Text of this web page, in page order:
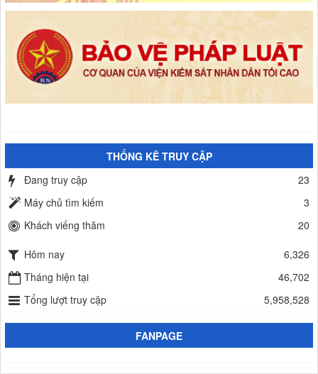
THỐNG KÊ TRUY CẬP
Đang truy cập
23
Máy chủ tìm kiếm
3
Khách viếng thăm
20
Hôm nay
6,326
Tháng hiện tại
46,702
Tổng lượt truy cập
5,958,528
FANPAGE